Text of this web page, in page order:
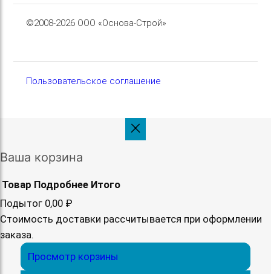
©2008-2026 ООО «Основа-Строй»
Пользовательское соглашение
Ваша корзина
Товары
в
корзине
Товар Подробнее Итого
Подытог 0,00 ₽
Стоимость доставки рассчитывается при оформлении
заказа.
Просмотр корзины